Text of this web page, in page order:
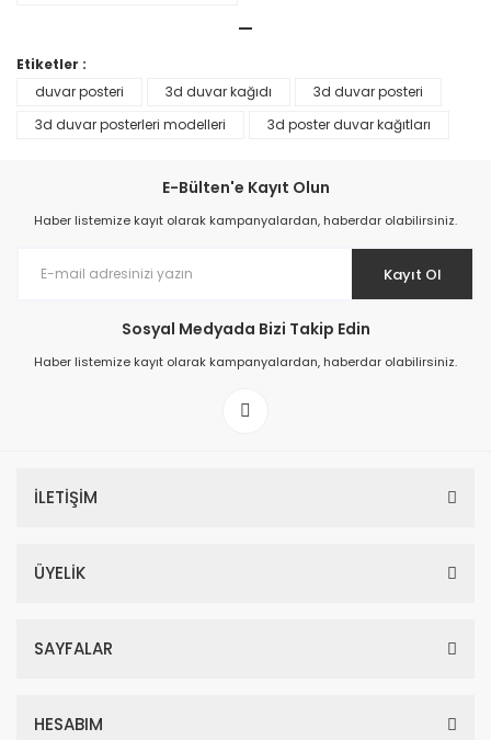
Etiketler :
duvar posteri
3d duvar kağıdı
3d duvar posteri
3d duvar posterleri modelleri
3d poster duvar kağıtları
E-Bülten'e Kayıt Olun
Haber listemize kayıt olarak kampanyalardan, haberdar olabilirsiniz.
Kayıt Ol
Sosyal Medyada Bizi Takip Edin
Haber listemize kayıt olarak kampanyalardan, haberdar olabilirsiniz.
İLETİŞİM
ÜYELİK
SAYFALAR
HESABIM